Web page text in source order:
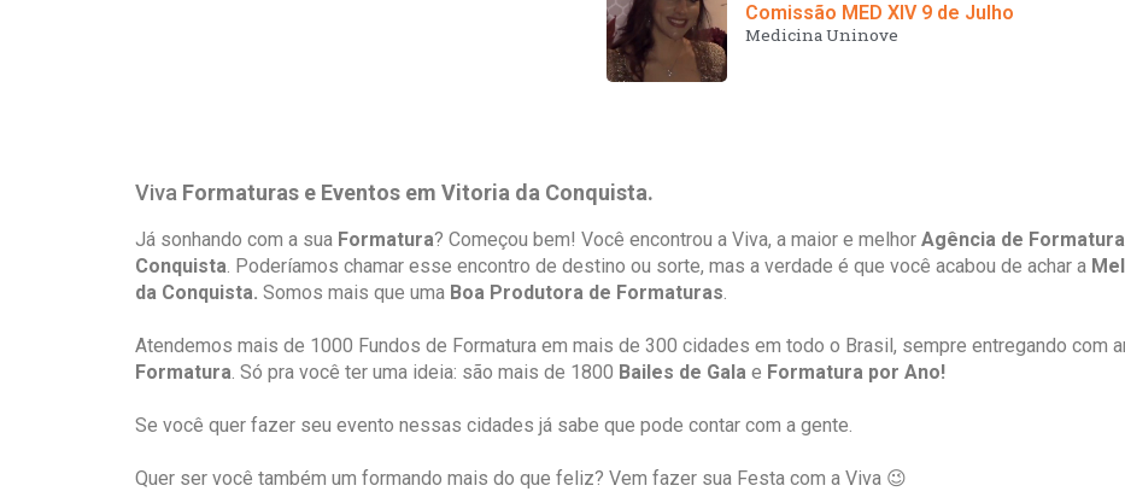
Comissão MED XIV 9 de Julho
Medicina Uninove
Viva Formaturas e Eventos em Vitoria da Conquista.
Já sonhando com a sua Formatura? Começou bem! Você encontrou a Viva, a maior e melhor Agência de
Conquista. Poderíamos chamar esse encontro de destino ou sorte, mas a verdade é que você acabou de achar a
da Conquista. Somos mais que uma Boa Produtora de Formaturas.
Atendemos mais de 1000 Fundos de Formatura em mais de 300 cidades em todo o Brasil, sempre entregando com
Formatura. Só pra você ter uma ideia: são mais de 1800 Bailes de Gala e Formatura por Ano!
Se você quer fazer seu evento nessas cidades já sabe que pode contar com a gente.
Quer ser você também um formando mais do que feliz? Vem fazer sua Festa com a Viva 😉